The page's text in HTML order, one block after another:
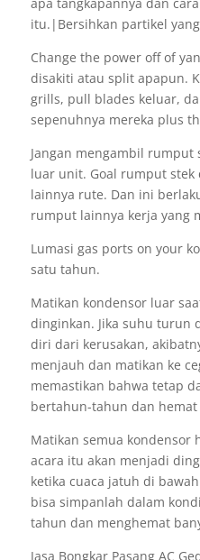
itu.|Bersihkan partikel
Change the power off of
disakiti atau split apapun.
grills, pull blades keluar,
sepenuhnya mereka plus
Jangan mengambil
luar unit. Goal rumput
lainnya rute. Dan ini
rumput lainnya kerja yang
Lumasi gas ports on your
satu tahun.
Matikan kondensor luar
dinginkan. Jika suhu turun
diri dari kerusakan,
menjauh dan matikan ke
memastikan bahwa tetap
bertahun-tahun dan
Matikan semua kondensor
acara itu akan menjadi
ketika cuaca jatuh di
bisa simpanlah dalam
tahun dan menghemat
Jasa Bongkar Pasang AC